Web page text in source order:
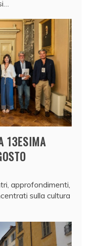
13ESIMA
approfondimenti,
sulla cultura